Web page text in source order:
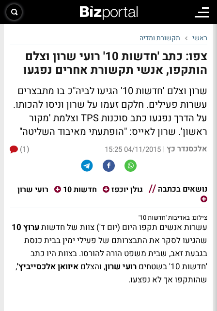
ראשי תקשורת ומדיה
צפו: כתב 'חדשות 10' רועי שרון וצלם
הותקפו, אנשי תקשורת אחרים נפגעו
שרון וצלם 'חדשות 10' הגיעו לביה"כ בו מתבצרים
עשרות פעילים. חלקם זעמו על שרון וניסו להכותו.
על הדרך נפגעו כתב סוכנות TPS וצלמת 'מקור
ראשון'. שרון לאייס: "הופתעתי מאיבוד השליטה"
אלכסנדר כץ |
04/11/2015 15:25
(1)
נושאים בכתבה גולן יוכפז חדשות 10 רועי שרון
צילום: באדיבות 'חדשות 10'
עשרות אנשים תקפו היום (יום ד') צוות של חדשות ערוץ 10
שהגיעו לסקר את התבצרותם של פעילי ימין בבית כנסת
בגבעת זאב, שבית משפט הורה להורסו. בצוות היו כתב
'חדשות 10' בשטחים
רועי שרון, והצלם איוואן אלכסייביץ',
שהותקפו אך לא נפצעו.